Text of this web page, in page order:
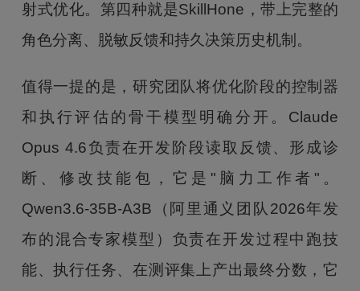
射式优化。第四种就是SkillHone，带上完整的
角色分离、脱敏反馈和持久决策历史机制。
值得一提的是，研究团队将优化阶段的控制器
和执行评估的骨干模型明确分开。Claude
Opus 4.6负责在开发阶段读取反馈、形成诊
断、修改技能包，它是"脑力工作者"。
Qwen3.6-35B-A3B（阿里通义团队2026年发
布的混合专家模型）负责在开发过程中跑技
能、执行任务、在测评集上产出最终分数，它